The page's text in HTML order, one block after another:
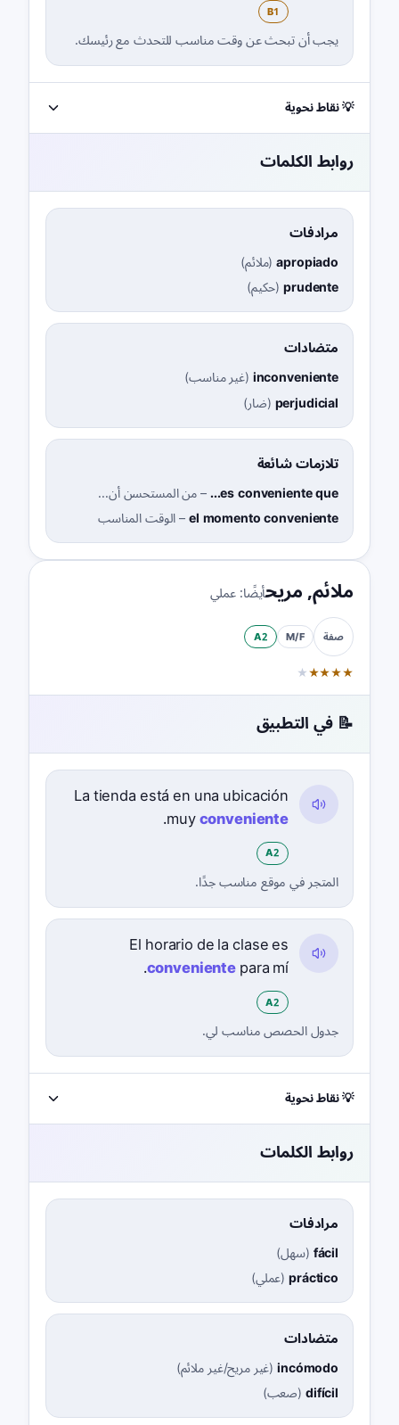
B1
يجب أن تبحث عن وقت مناسب للتحدث مع رئيسك.
💡 نقاط نحوية
روابط الكلمات
مرادفات
apropiado
(ملائم)
prudente
(حكيم)
متضادات
inconveniente
(غير مناسب)
perjudicial
(ضار)
تلازمات شائعة
es conveniente que...
–من المستحسن أن...
el momento conveniente
–الوقت المناسب
ملائم,مريحأيضًا:عملي
صفة M/F
A2
★
★
★
★
★
📝 في التطبيق
La tienda está en una ubicación
muyconveniente
.
A2
المتجر في موقع مناسب جدًا.
El horario de la clase es
convenientepara mí.
A2
جدول الحصص مناسب لي.
💡 نقاط نحوية
روابط الكلمات
مرادفات
fácil
(سهل)
práctico
(عملي)
متضادات
incómodo
(غير مريح/غير ملائم)
difícil
(صعب)